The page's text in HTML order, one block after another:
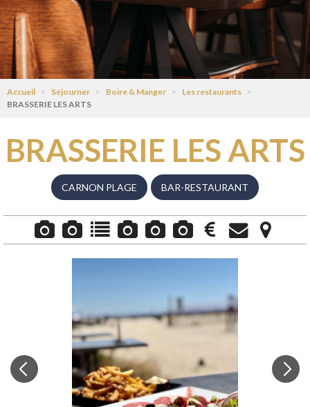
Accueil > Séjourner > Boire & Manger > Les restaurants >
BRASSERIE LES ARTS
BRASSERIE LES ARTS
CARNON PLAGE BAR-RESTAURANT